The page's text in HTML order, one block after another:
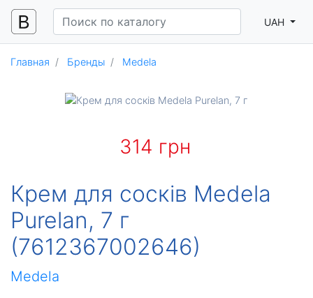
UAH
Главная Бренды Medela
Крем для сосків Medela
Purelan, 7 г
(7612367002646)
Medela
314 грн